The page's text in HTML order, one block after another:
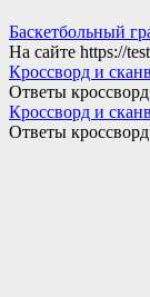
Баскетбольный
На сайте https://
Кроссворд и
Ответы
Кроссворд и
Ответы